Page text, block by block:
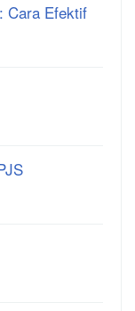
Cara Efektif